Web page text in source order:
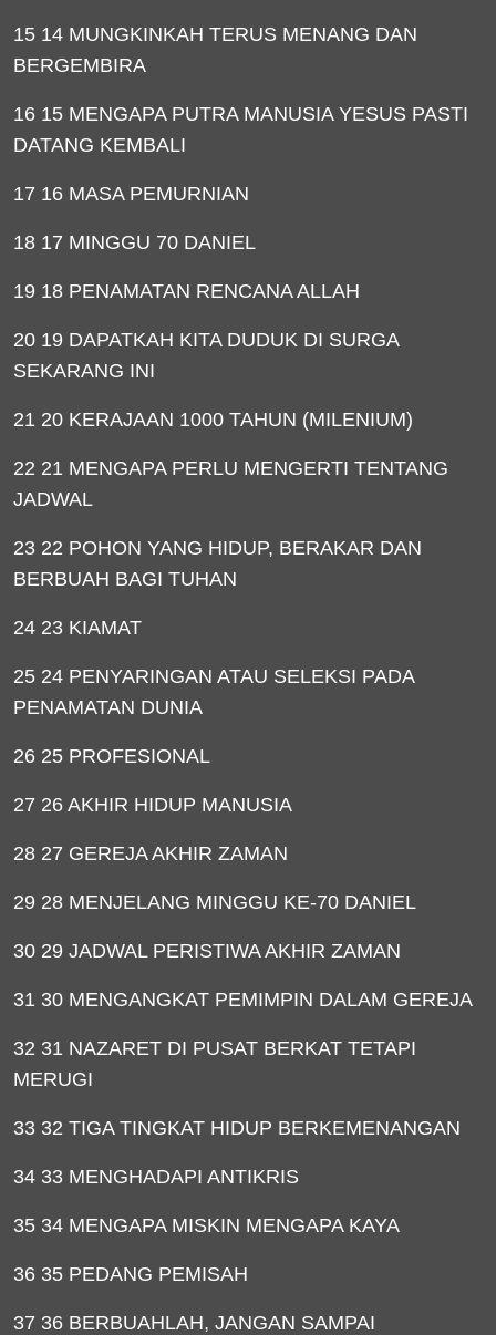
15 14 MUNGKINKAH TERUS MENANG DAN
BERGEMBIRA
16 15 MENGAPA PUTRA MANUSIA YESUS PASTI
DATANG KEMBALI
17 16 MASA PEMURNIAN
18 17 MINGGU 70 DANIEL
19 18 PENAMATAN RENCANA ALLAH
20 19 DAPATKAH KITA DUDUK DI SURGA
SEKARANG INI
21 20 KERAJAAN 1000 TAHUN (MILENIUM)
22 21 MENGAPA PERLU MENGERTI TENTANG
JADWAL
23 22 POHON YANG HIDUP, BERAKAR DAN
BERBUAH BAGI TUHAN
24 23 KIAMAT
25 24 PENYARINGAN ATAU SELEKSI PADA
PENAMATAN DUNIA
26 25 PROFESIONAL
27 26 AKHIR HIDUP MANUSIA
28 27 GEREJA AKHIR ZAMAN
29 28 MENJELANG MINGGU KE-70 DANIEL
30 29 JADWAL PERISTIWA AKHIR ZAMAN
31 30 MENGANGKAT PEMIMPIN DALAM GEREJA
32 31 NAZARET DI PUSAT BERKAT TETAPI
MERUGI
33 32 TIGA TINGKAT HIDUP BERKEMENANGAN
34 33 MENGHADAPI ANTIKRIS
35 34 MENGAPA MISKIN MENGAPA KAYA
36 35 PEDANG PEMISAH
37 36 BERBUAHLAH, JANGAN SAMPAI